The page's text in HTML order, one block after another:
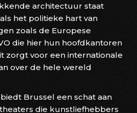
architectuur staat
het politieke hart van
zoals de Europese
die hier hun hoofdkantoren
zorgt voor een internationale
over de hele wereld
Brussel een schat aan
die kunstliefhebbers